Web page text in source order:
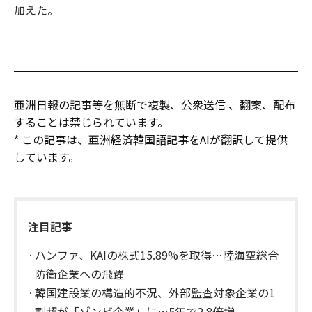
加えた。
亜洲日報の記事等を無断で複製、公衆送信 、翻案、配布
することは禁じられています。
* この記事は、亜洲経済韓国語記事をAIが翻訳して提供
しています。
注目記事
ハンファ、KAIの株式15.89%を取得…陸海空総合
防衛企業への飛躍
韓国建設業の構造的不況、外部監査対象企業の1